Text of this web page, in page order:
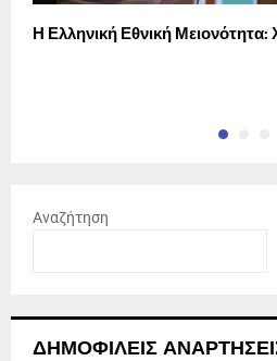
Η Ελληνική Εθνική Μειονότητα:
Αναζήτηση
ΔΗΜΟΦΙΛΕΊΣ